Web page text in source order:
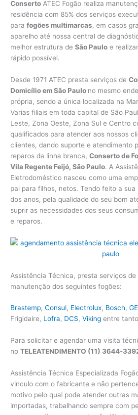
Conserto ATEC Fogão realiza
residência com 85% dos serviços
parafogões multimarcas, em casos
aparelho até nossa central de
melhor estrutura deSão Paulo e
rápido possível.
Desde 1971 ATEC presta serviços de
Domicílio em São Paulo no mesmo
própria, sendo a única localizada na
Varias filiais em toda capital de São
Leste, Zona Oeste, Zona Sul e Centro
qualificados para atender aos nossos
clientes, dando suporte e atendimento
reparos da linha branca,Conserto de
Vila Regente Feijó, São Paulo. A
Eletrodoméstico nasceu como uma
pai para filhos, netos. Tendo feito a
dos anos, pela qualidade do seu bom
suprir as necessidades dos seus
e reparos.
Assistência Técnica, presta serviços
manutenção dos seguintes fogões:
Brastemp,Consul, Electrolux, Bosch,GE
Frigidaire, Lofra, DCS,Viking entre
Para solicitar e agendar uma visita
noTELEATENDIMENTO (11) 3644-
Assistência Técnica Especializada
vinculo com o fabricante e não
motivo pelo qual pode atender outras
importadas, trabalhando sempre com